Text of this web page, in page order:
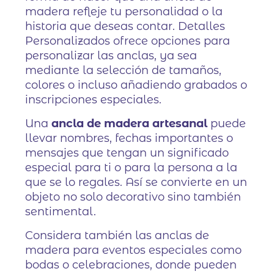
madera refleje tu personalidad o la
historia que deseas contar. Detalles
Personalizados ofrece opciones para
personalizar las anclas, ya sea
mediante la selección de tamaños,
colores o incluso añadiendo grabados o
inscripciones especiales.
Unaancla de madera artesanalpuede
llevar nombres, fechas importantes o
mensajes que tengan un significado
especial para ti o para la persona a la
que se lo regales. Así se convierte en un
objeto no solo decorativo sino también
sentimental.
Considera también las anclas de
madera para eventos especiales como
bodas o celebraciones, donde pueden